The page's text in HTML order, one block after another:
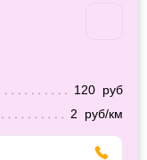
120 руб
2 руб/км